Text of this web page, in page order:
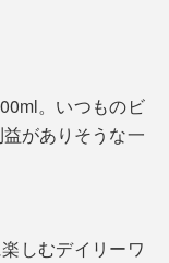
。いつものビ
がありそうな一
しむデイリーワ